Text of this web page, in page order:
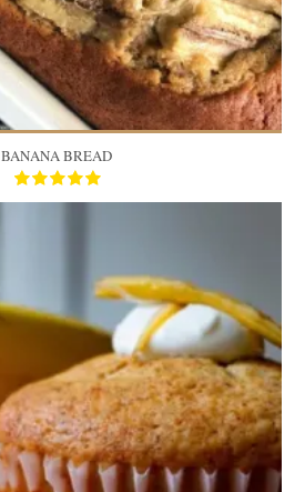
BANANA BREAD
20
20
30 Min